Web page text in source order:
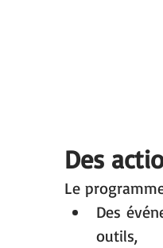
Des
Le
Des
outils,